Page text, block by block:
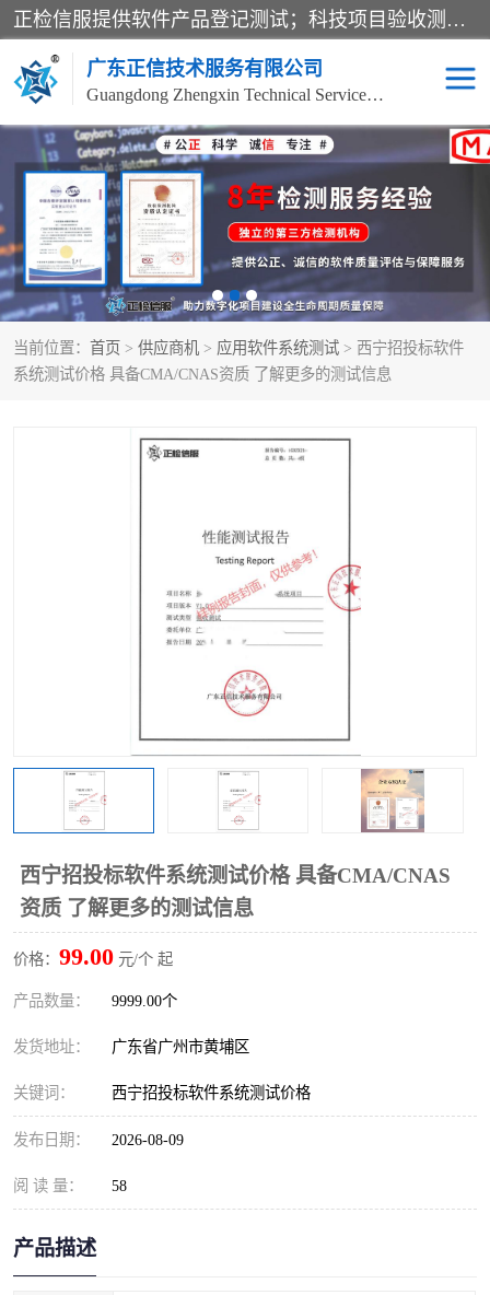
正检信服提供软件产品登记测试；科技项目验收测试；产品确认测试；功能测试；性能测试；安全测试；代码审计测试；漏洞扫描测试；渗透测试；风险评估测试；信息安全等级保护测评；双软认定；实验室建设质量体系建设；软件着作权、软件评测等服务。
广东正信技术服务有限公司
Guangdong Zhengxin Technical Service Co., Ltd
当前位置： 首页 > 供应商机 > 应用软件系统测试 > 西宁招投标软件
系统测试价格 具备CMA/CNAS资质 了解更多的测试信息
西宁招投标软件系统测试价格 具备CMA/CNAS
资质 了解更多的测试信息
价格： 99.00 元/个 起
产品数量： 9999.00个
发货地址： 广东省广州市黄埔区
关键词： 西宁招投标软件系统测试价格
发布日期： 2026-08-09
阅 读 量： 58
产品描述
电子政务验收测评 数字信息化验收测评
应用软件系统测试 信息系统漏洞扫描
科技成果鉴定测试 软件产品登记测试
信息安全风险评估 系统性能效率测试